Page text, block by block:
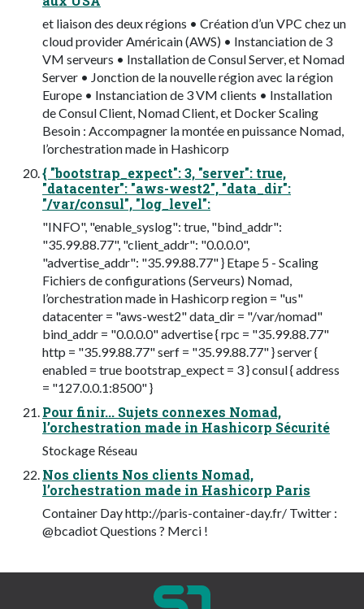
et liaison des deux régions • Création d’un VPC chez un
cloud provider Américain (AWS) • Instanciation de 3
VM serveurs • Installation de Consul Server, et Nomad
Server • Jonction de la nouvelle région avec la région
Europe • Instanciation de 3 VM clients • Installation
de Consul Client, Nomad Client, et Docker Scaling
Besoin : Accompagner la montée en puissance Nomad,
l’orchestration made in Hashicorp
{ "bootstrap_expect": 3, "server": true,
"datacenter": "aws-west2", "data_dir":
"/var/consul", "log_level":
"INFO", "enable_syslog": true, "bind_addr":
"35.99.88.77", "client_addr": "0.0.0.0",
"advertise_addr": "35.99.88.77" } Etape 5 - Scaling
Fichiers de configurations (Serveurs) Nomad,
l’orchestration made in Hashicorp region = "us"
datacenter = "aws-west2" data_dir = "/var/nomad"
bind_addr = "0.0.0.0" advertise { rpc = "35.99.88.77"
http = "35.99.88.77" serf = "35.99.88.77" } server {
enabled = true bootstrap_expect = 3 } consul { address
= "127.0.0.1:8500" }
Pour finir... Sujets connexes Nomad,
l’orchestration made in Hashicorp Sécurité
Stockage Réseau
Nos clients Nos clients Nomad,
l’orchestration made in Hashicorp Paris
Container Day http://paris-container-day.fr/ Twitter :
@bcadiot Questions ? Merci !